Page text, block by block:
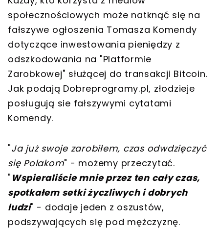
społecznościowych może natknąć się na
fałszywe ogłoszenia Tomasza Komendy
dotyczące inwestowania pieniędzy z
odszkodowania na "Platformie
Zarobkowej" służącej do transakcji Bitcoin.
Jak podają Dobreprogramy.pl, złodzieje
posługują sie fałszywymi cytatami
Komendy.
"Ja już swoje zarobiłem, czas odwdzięczyć
się Polakom" - możemy przeczytać.
" Wspieraliście mnie przez ten cały czas,
spotkałem setki życzliwych i dobrych
ludzi" - dodaje jeden z oszustów,
podszywających się pod mężczyznę.